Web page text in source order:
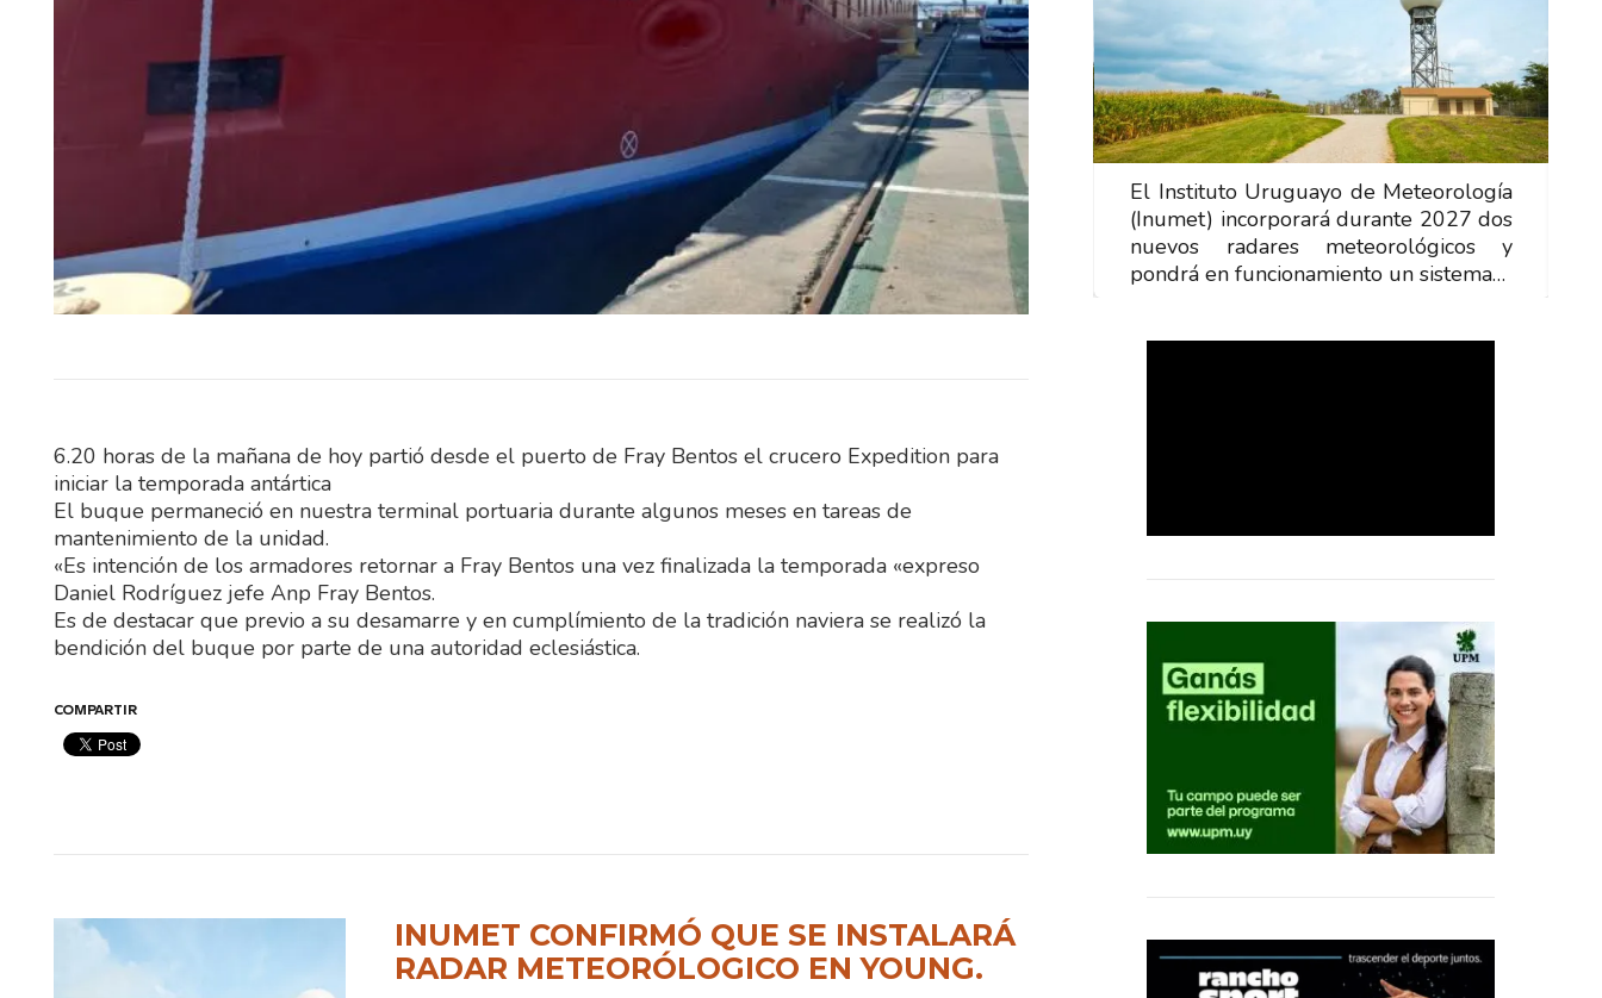
6.20 horas de la mañana de hoy partió desde el puerto de Fray Bentos el crucero Expedition para
iniciar la temporada antártica
El buque permaneció en nuestra terminal portuaria durante algunos meses en tareas de
mantenimiento de la unidad.
«Es intención de los armadores retornar a Fray Bentos una vez finalizada la temporada «expreso
Daniel Rodríguez jefe Anp Fray Bentos.
Es de destacar que previo a su desamarre y en cumplímiento de la tradición naviera se realizó la
bendición del buque por parte de una autoridad eclesiástica.
COMPARTIR
INUMET CONFIRMÓ QUE SE INSTALARÁ
RADAR METEORÓLOGICO EN YOUNG.
El Instituto Uruguayo de Meteorología
(Inumet) incorporará durante 2027 dos
nuevos radares meteorológicos y
pondrá en funcionamiento un sistema…
El Instituto Uruguayo de Meteorología
(Inumet) incorporará durante 2027 dos
nuevos radares meteorológicos y
pondrá en funcionamiento un sistema…
El Instituto Uruguayo de Meteorología
(Inumet) incorporará durante 2027 dos
nuevos radares meteorológicos y
pondrá en funcionamiento un sistema…